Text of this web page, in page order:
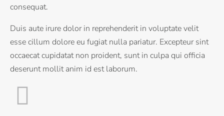
consequat.
Duis aute irure dolor in reprehenderit in voluptate velit
esse cillum dolore eu fugiat nulla pariatur. Excepteur sint
occaecat cupidatat non proident, sunt in culpa qui officia
deserunt mollit anim id est laborum.